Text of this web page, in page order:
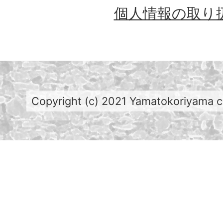
個人情報の取り
Copyright (c) 2021 Yamatokoriyama